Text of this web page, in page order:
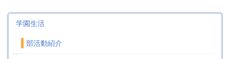
学園生活
部活動紹介